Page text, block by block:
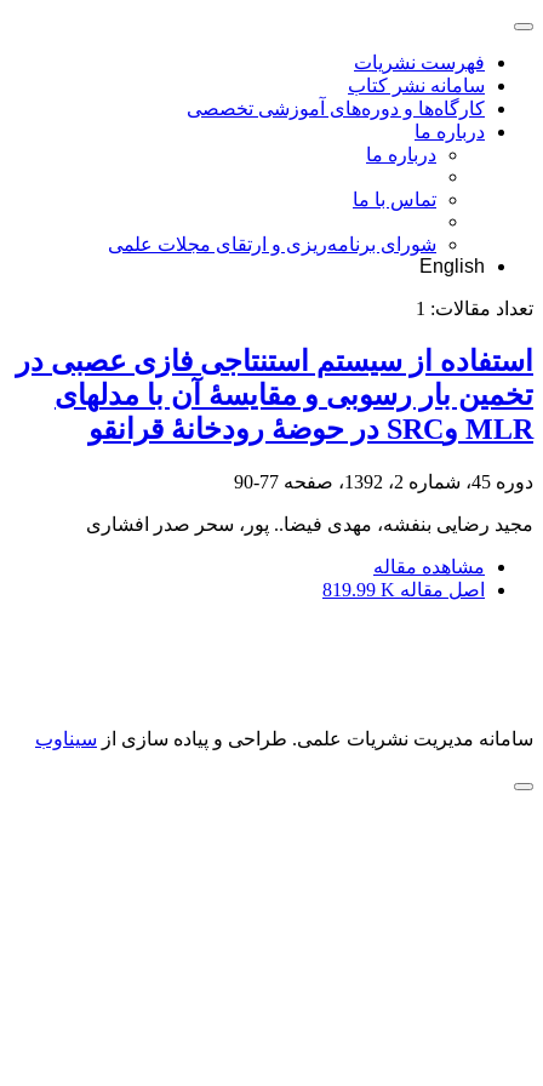
فهرست نشریات
سامانه نشر کتاب
کارگاه‌ها و دوره‌های آموزشی تخصصی
درباره ما
درباره ما
تماس با ما
شورای برنامه‌ریزی و ارتقای مجلات علمی
English
تعداد مقالات: 1
استفاده از سیستم استنتاجی فازی عصبی در
تخمین بار رسوبی و مقایسۀ آن با مدل‎های
MLR وSRC در حوضۀ رودخانۀ قرانقو
دوره 45، شماره 2، 1392، صفحه 77-90
مجید رضایی بنفشه، مهدی فیض‎ا.. پور، سحر صدر افشاری
مشاهده مقاله
اصل مقاله 819.99 K
سامانه مدیریت نشریات علمی. طراحی و پیاده سازی از سیناوب